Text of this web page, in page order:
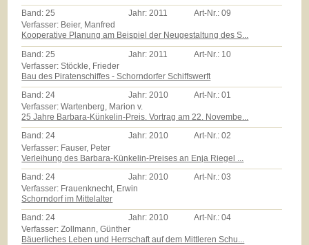
Band:25 Jahr:2011 Art-Nr.:09
Verfasser: Beier, Manfred
Kooperative Planung am Beispiel der Neugestaltung des S...
Band: 25 Jahr: 2011 Art-Nr.: 10
Verfasser: Stöckle, Frieder
Bau des Piratenschiffes - Schorndorfer Schiffswerft
Band:24 Jahr:2010 Art-Nr.:01
Verfasser: Wartenberg, Marion v.
25 Jahre Barbara-Künkelin-Preis. Vortrag am 22. Novembe...
Band:24 Jahr:2010 Art-Nr.:02
Verfasser: Fauser, Peter
Verleihung des Barbara-Künkelin-Preises an Enja Riegel ...
Band:24 Jahr:2010 Art-Nr.:03
Verfasser: Frauenknecht, Erwin
Schorndorf im Mittelalter
Band:24 Jahr:2010 Art-Nr.:04
Verfasser: Zollmann, Günther
Bäuerliches Leben und Herrschaft auf dem Mittleren Schu...